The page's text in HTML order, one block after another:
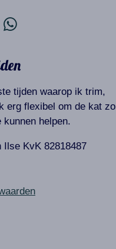
W
a
t
s
A
p
tijden waarop ik trim,
erg flexibel om de kat zo
helpen.
Ilse KvK 82818487